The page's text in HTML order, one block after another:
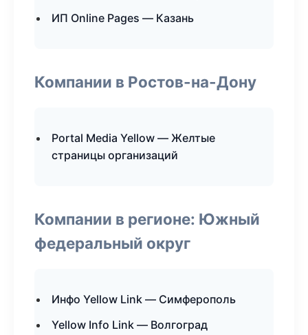
ИП Online Pages — Казань
Компании в Ростов-на-Дону
Portal Media Yellow — Желтые
страницы организаций
Компании в регионе: Южный
федеральный округ
Инфо Yellow Link — Симферополь
Yellow Info Link — Волгоград